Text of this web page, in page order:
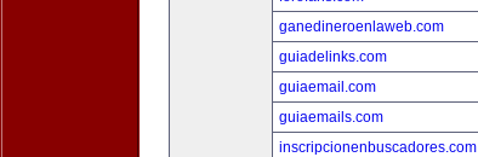
ganedineroenlaweb.com
guiadelinks.com
guiaemail.com
guiaemails.com
inscripcionenbuscadores.com